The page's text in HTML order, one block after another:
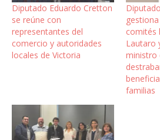
Diputado Eduardo Cretton
se reúne con
representantes del
comercio y autoridades
locales de Victoria
comités
Lautaro
ministro
familias